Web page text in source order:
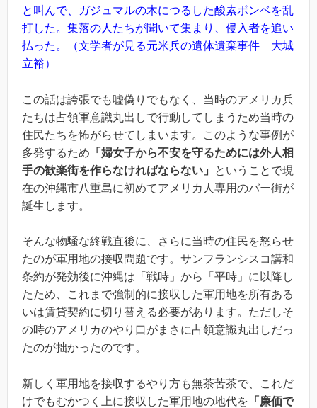
と叫んで、ガジュマルの木につるした酸素ボンベを乱
打した。集落の人たちが聞いて集まり、侵入者を追い
払った。（文学者が見る元米兵の遺体遺棄事件 大城
立裕）
この話は誇張でも嘘偽りでもなく、当時のアメリカ兵
たちは占領軍意識丸出しで行動してしまうため当時の
住民たちを怖がらせてしまいます。このような事例が
多発するため 「婦女子から不安を守るためには外人相
手の歓楽街を作らなければならない」
ということで現
在の沖縄市八重島に初めてアメリカ人専用のバー街が
誕生します。
そんな物騒な終戦直後に、さらに当時の住民を怒らせ
たのが軍用地の接収問題です。サンフランシスコ講和
条約が発効後に沖縄は「戦時」から「平時」に以降し
たため、これまで強制的に接収した軍用地を所有ある
いは賃貸契約に切り替える必要があります。ただしそ
の時のアメリカのやり口がまさに占領意識丸出しだっ
たのが拙かったのです。
新しく軍用地を接収するやり方も無茶苦茶で、これだ
けでもむかつく上に接収した軍用地の地代を 「廉価で